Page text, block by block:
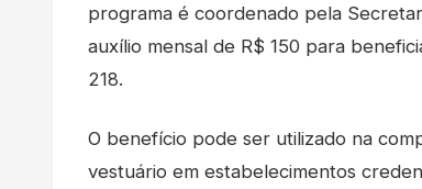
programa é coordenado pela
auxílio mensal de R$ 150 para
218.
O benefício pode ser utilizado na
vestuário em estabelecimentos